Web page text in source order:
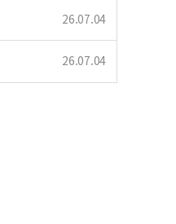
26.07.04
26.07.04